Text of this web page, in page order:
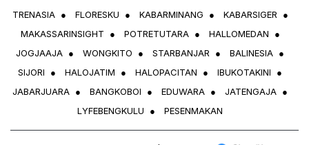
TRENASIA ● FLORESKU ● KABARMINANG ● KABARSIGER
●
MAKASSARINSIGHT
● POTRETUTARA ● HALLOMEDAN
●
JOGJAAJA ● WONGKITO ● STARBANJAR ● BALINESIA ●
SIJORI
● HALOJATIM ● HALOPACITAN ● IBUKOTAKINI
●
JABARJUARA ● BANGKOBOI ● EDUWARA ● JATENGAJA ●
LYFEBENGKULU
● PESENMAKAN